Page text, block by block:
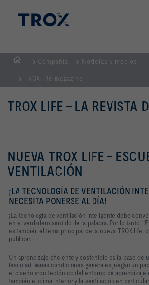
PRINCIPAL
Compañía Noticias y medios
TROX life magazine
TROX LIFE - LA REVISTA
NUEVA TROX LIFE -
VENTILACIÓN
¡LA TECNOLOGÍA DE VENTILACIÓN
NECESITA PONERSE AL DÍA!
¡La tecnología de ventilación inteligente debe
en el verdadero sentido de la palabra. Por lo tanto,
es también el tema principal de la nueva TROX life,
publicar.
Un aprendizaje eficiente y sostenible es la base de
(escolar). Varias condiciones generales juegan un
el diseño arquitectónico del entorno de aprendizaje
también el clima interior y la ventilación en particular.